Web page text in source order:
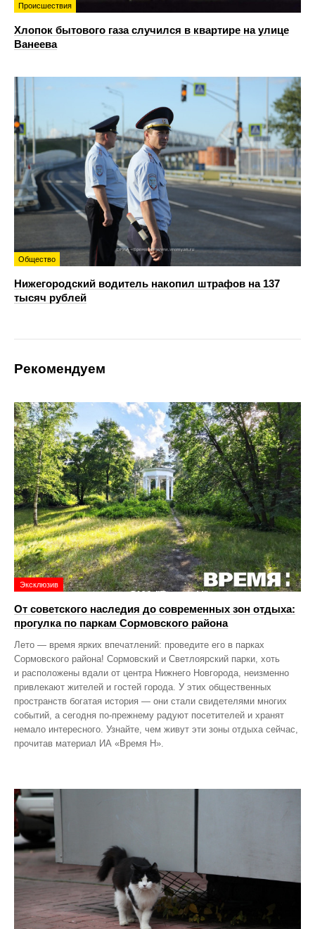
Происшествия
Хлопок бытового газа случился в квартире на улице
Ванеева
Общество
Нижегородский водитель накопил штрафов на 137
тысяч рублей
Рекомендуем
Эксклюзив
От советского наследия до современных зон отдыха:
прогулка по паркам Сормовского района
Лето — время ярких впечатлений: проведите его в парках
Сормовского района! Сормовский и Светлоярский парки, хоть
и расположены вдали от центра Нижнего Новгорода, неизменно
привлекают жителей и гостей города. У этих общественных
пространств богатая история — они стали свидетелями многих
событий, а сегодня по‑прежнему радуют посетителей и хранят
немало интересного. Узнайте, чем живут эти зоны отдыха сейчас,
прочитав материал ИА «Время Н».